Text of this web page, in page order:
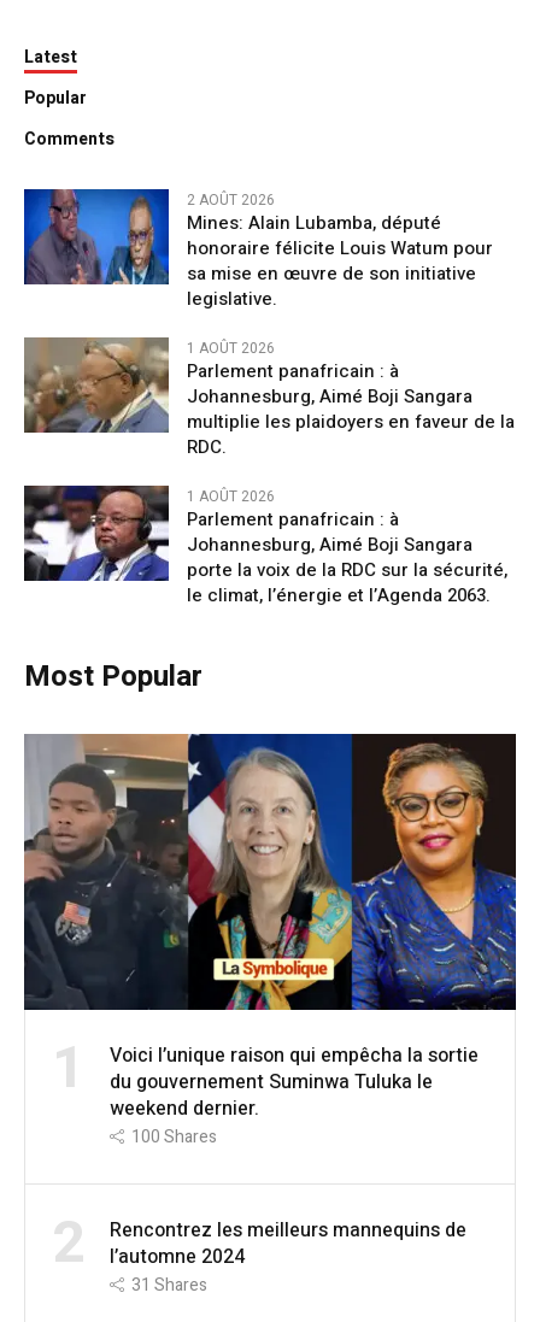
Latest
Popular
Comments
2 AOÛT 2026
Mines: Alain Lubamba, député
honoraire félicite Louis Watum pour
sa mise en œuvre de son initiative
legislative.
1 AOÛT 2026
Parlement panafricain : à
Johannesburg, Aimé Boji Sangara
multiplie les plaidoyers en faveur de la
RDC.
1 AOÛT 2026
Parlement panafricain : à
Johannesburg, Aimé Boji Sangara
porte la voix de la RDC sur la sécurité,
le climat, l’énergie et l’Agenda 2063.
Most Popular
1
Voici l’unique raison qui empêcha la sortie
du gouvernement Suminwa Tuluka le
weekend dernier.
100Shares
2
Rencontrez les meilleurs mannequins de
l’automne 2024
31 Shares